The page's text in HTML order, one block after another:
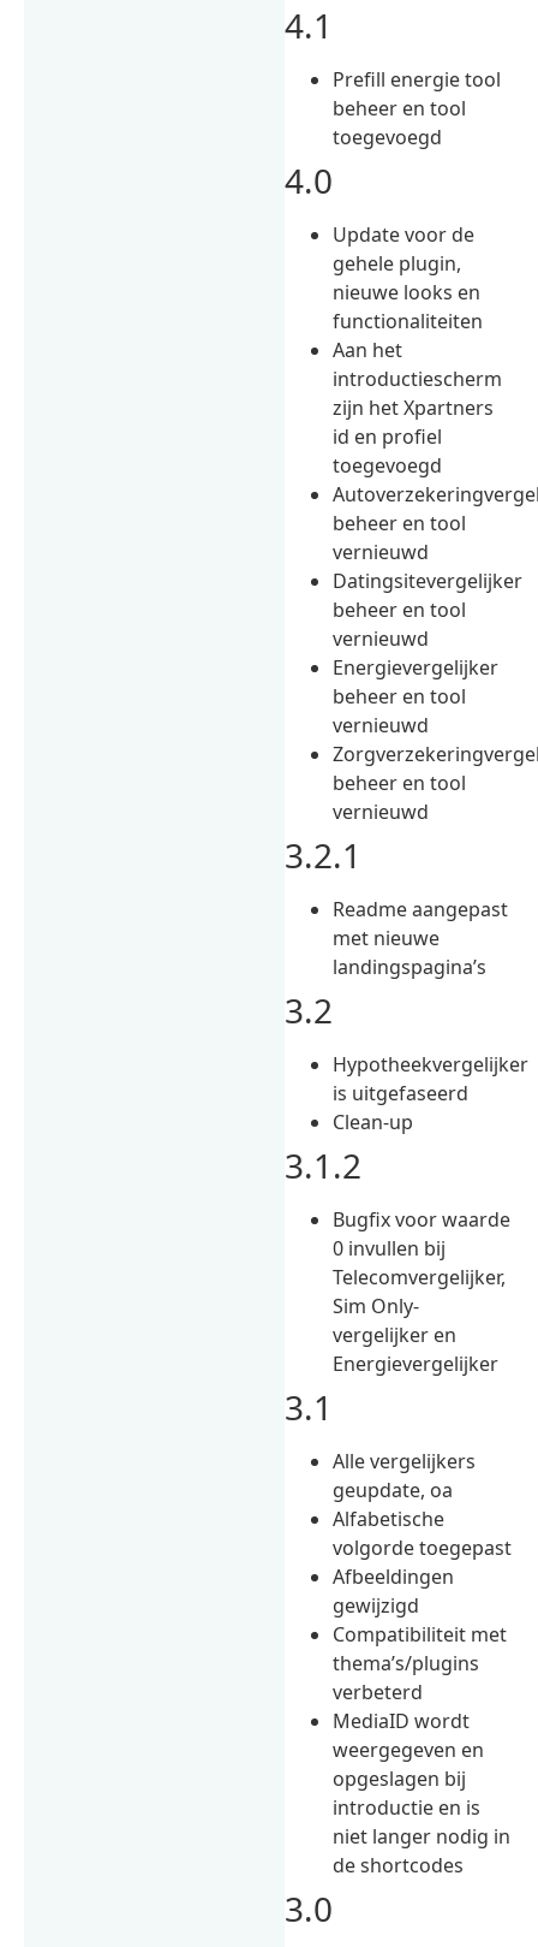
4.1
Prefill energie tool
beheer en tool
toegevoegd
4.0
Update voor de
gehele plugin,
nieuwe looks en
functionaliteiten
Aan het
introductiescherm
zijn het Xpartners
id en profiel
toegevoegd
beheer en tool
vernieuwd
Datingsitevergelijker
beheer en tool
vernieuwd
Energievergelijker
beheer en tool
vernieuwd
beheer en tool
vernieuwd
3.2.1
Readme aangepast
met nieuwe
landingspagina’s
3.2
Hypotheekvergelijker
is uitgefaseerd
Clean-up
3.1.2
Bugfix voor waarde
0 invullen bij
Telecomvergelijker,
Sim Only-
vergelijker en
Energievergelijker
3.1
Alle vergelijkers
geupdate, oa
Alfabetische
volgorde toegepast
Afbeeldingen
gewijzigd
Compatibiliteit met
thema’s/plugins
verbeterd
MediaID wordt
weergegeven en
opgeslagen bij
introductie en is
niet langer nodig in
de shortcodes
3.0